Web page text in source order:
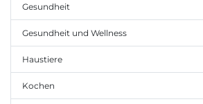
Gesundheit
Gesundheit und Wellness
Haustiere
Kochen